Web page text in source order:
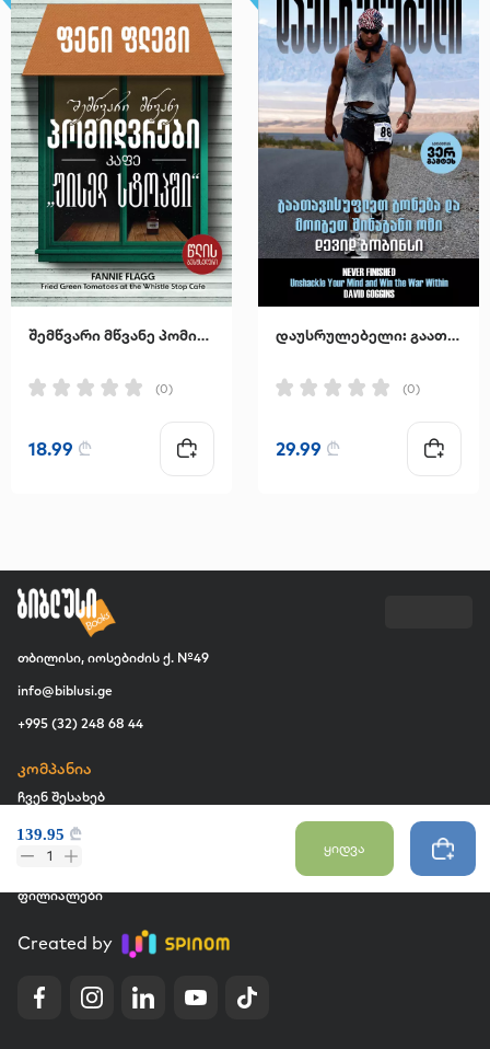
139.95 ₾
1 ყიდვა
შემწვარი მწვანე პომიდვრები კაფე "უისელ სტოპში"
(0)
18.99 ₾
დაუსრულებელი: გაათავისუფლეთ გონება და მოიგეთ შინაგანი ომი
(0)
29.99 ₾
თბილისი, იოსებიძის ქ. №49
info@biblusi.ge
+995 (32) 248 68 44
კომპანია
ჩვენ შესახებ
ვაკანსია
კომერციული შესყიდვები
ფილიალები
Created by